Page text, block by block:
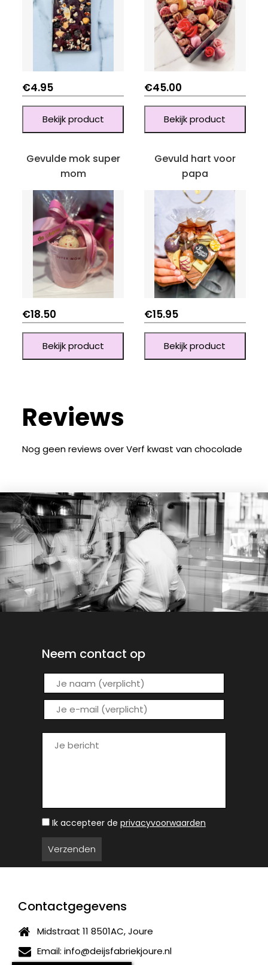
€4.95
Bekijk product
€45.00
Bekijk product
Gevulde mok super
mom
€18.50
Bekijk product
Gevuld hart voor
papa
€15.95
Bekijk product
Reviews
Nog geen reviews over Verf kwast van chocolade
Neem contact op
Ik accepteer de privacyvoorwaarden
Contactgegevens
Midstraat 11 8501AC, Joure
Email: info@deijsfabriekjoure.nl